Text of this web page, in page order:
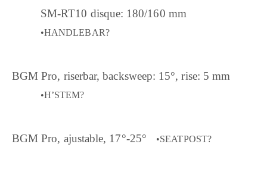
SM-RT10 disque: 180/160 mm
•HANDLEBAR?
BGM Pro, riserbar, backsweep: 15°, rise: 5 mm
•H’STEM?
BGM Pro, ajustable, 17°-25° •SEATPOST?